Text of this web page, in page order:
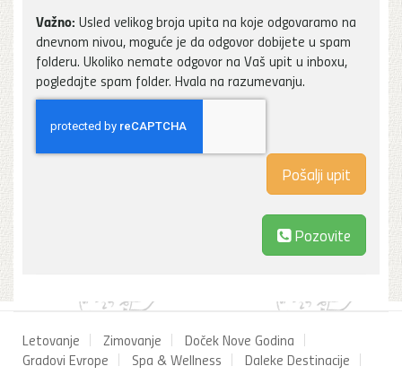
Važno: Usled velikog broja upita na koje odgovaramo na
dnevnom nivou, moguće je da odgovor dobijete u spam
folderu. Ukoliko nemate odgovor na Vaš upit u inboxu,
pogledajte spam folder. Hvala na razumevanju.
Pozovite
Letovanje Zimovanje
Doček Nove Godina
Gradovi Evrope
Spa & Wellness Daleke Destinacije